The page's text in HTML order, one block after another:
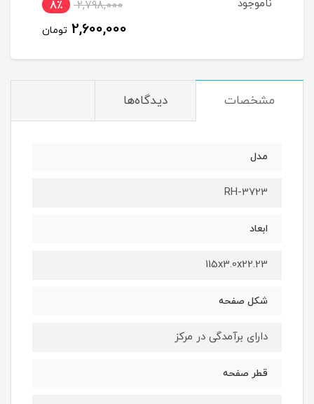
ناموجود 2,798,000 8٪
2,600,000 تومان
مشخصات دیدگاه‌ها
مدل
RH-3723
ابعاد
115x3.0x22.23
شکل صفحه
دارای برآمدگی در مرکز
قطر صفحه